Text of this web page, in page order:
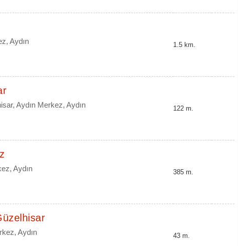
Aydın 1.5 km.
Aydın Merkez, Aydın 122 m.
Aydın 385 m.
Aydın 43 m.